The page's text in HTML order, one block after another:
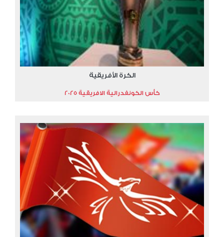
الكرة الأفريقية
كأس الكونفدرالية الافريقية 2025